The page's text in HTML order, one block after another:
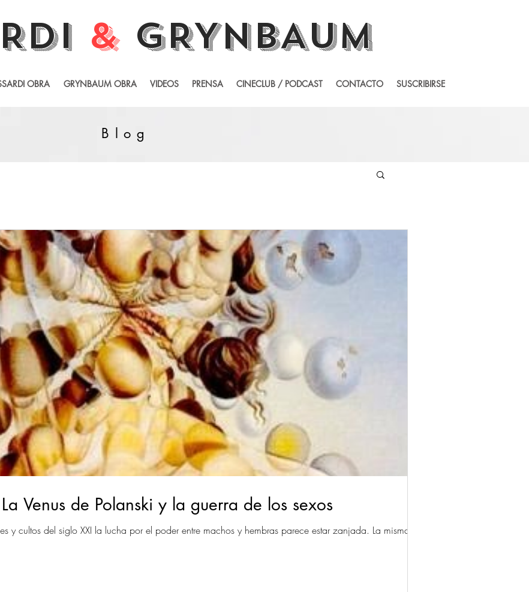
&GRYNBAUM
OBRA GRYNBAUM OBRA VIDEOS PRENSA CINECLUB / PODCAST CONTACTO SUSCRIBIRSE
Blog
Venus de Polanski y la guerra de los sexos
y cultos del siglo XXI la lucha por el poder entre machos y hembras parece estar zanjada. La misma...